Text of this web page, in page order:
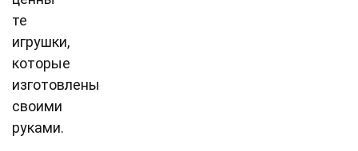
те
игрушки,
которые
изготовлены
своими
руками.